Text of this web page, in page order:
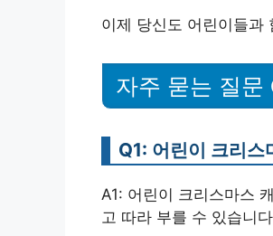
이제 당신도 어린이들과
자주 묻는 질문
Q1: 어린이 크리스
A1: 어린이 크리스마스
고 따라 부를 수 있습니